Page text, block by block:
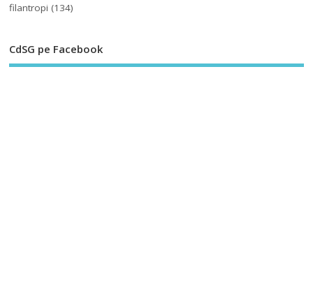
filantropi (134)
CdSG pe Facebook